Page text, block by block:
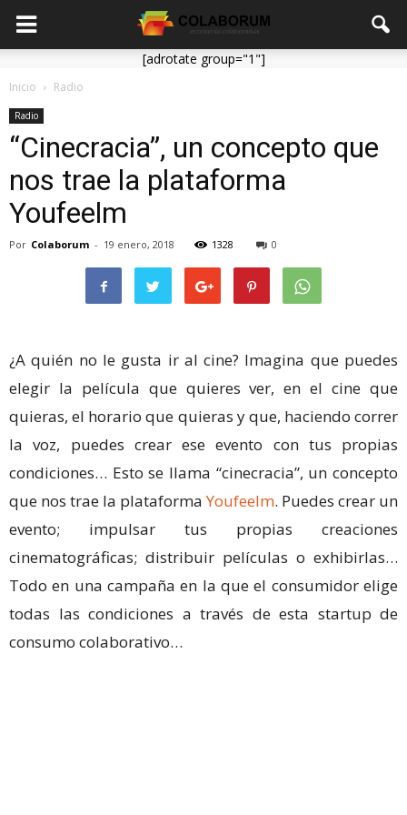
[adrotate group="1"]
Inicio Radio
Radio
“Cinecracia”, un concepto que
nos trae la plataforma
Youfeelm
Por Colaborum - 19 enero, 2018 1328 0
¿A quién no le gusta ir al cine? Imagina que puedes
elegir la película que quieres ver, en el cine que
quieras, el horario que quieras y que, haciendo correr
la voz, puedes crear ese evento con tus propias
condiciones… Esto se llama “cinecracia”, un concepto
que nos trae la plataformaYoufeelm. Puedes crear un
evento; impulsar tus propias creaciones
cinematográficas; distribuir películas o exhibirlas…
Todo en una campaña en la que el consumidor elige
todas las condiciones a través de esta startup de
consumo colaborativo…